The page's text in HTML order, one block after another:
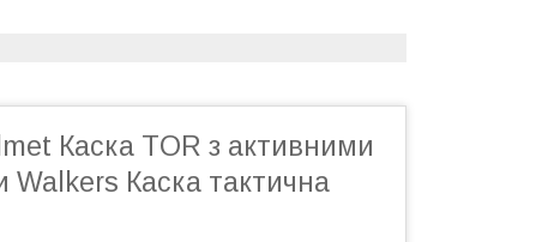
Каска TOR з активними
Каска тактична